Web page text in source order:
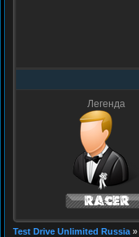
Легенда
Test Drive Unlimited Russia »